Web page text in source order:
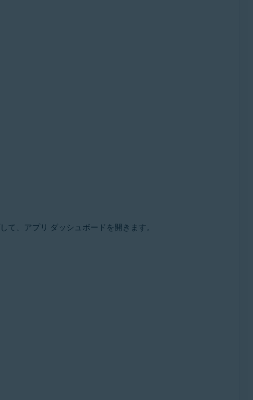
て、アプリ ダッシュボードを開きます。